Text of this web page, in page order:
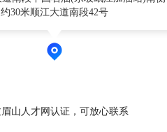
约30米顺江大道南段42号
山人才网认证，可放心联系